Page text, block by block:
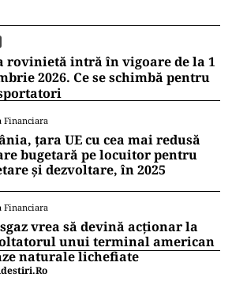
rovinietă intră în vigoare de la 1
2026. Ce se schimbă pentru
Financiara
țara UE cu cea mai redusă
bugetară pe locuitor pentru
și dezvoltare, în 2025
Financiara
vrea să devină acționar la
unui terminal american
naturale lichefiate